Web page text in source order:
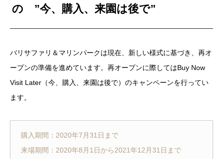
の ”今、購入、来園は後で”
バリサファリ＆マリンパークは現在、新しい様式に基づき、再オ
ープンの準備を進めています。再オープンに際してはBuy Now
Visit Later（今、購入、来園は後で）のキャンペーンを行ってい
ます。
購入期間：2020年7月31日まで
来場期間：2020年8月1日から2021年12月31日まで